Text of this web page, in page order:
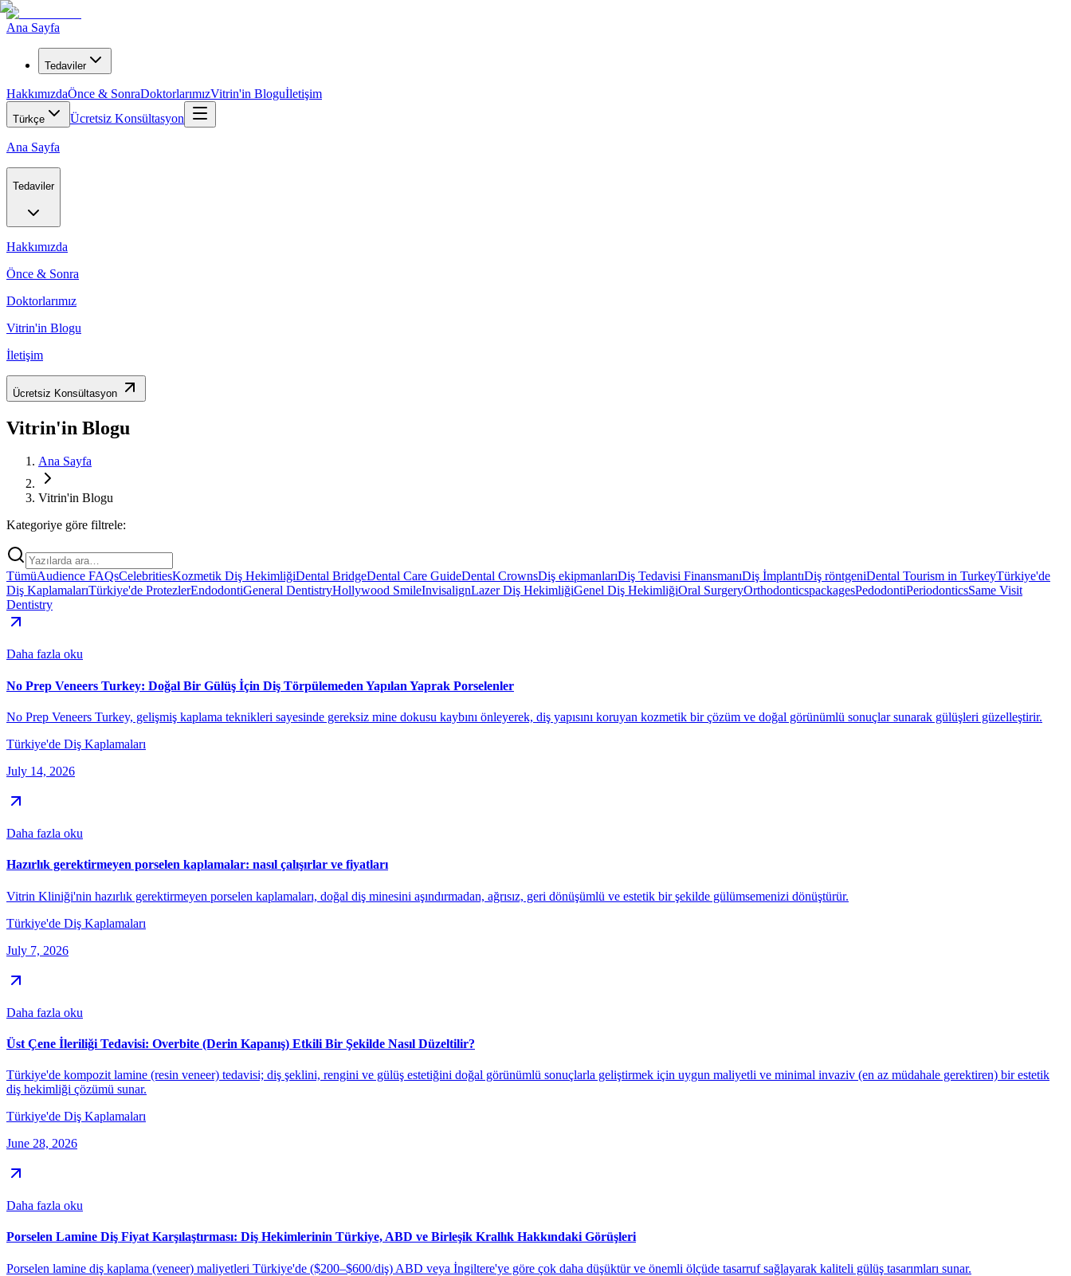
Ana Sayfa
Tedaviler
HakkımızdaÖnce & SonraDoktorlarımızVitrin'in Bloguİletişim
Türkçe Ücretsiz Konsültasyon
Ana Sayfa
Tedaviler
Hakkımızda
Önce & Sonra
Doktorlarımız
Vitrin'in Blogu
İletişim
Ücretsiz Konsültasyon
Vitrin'in Blogu
Ana Sayfa
Vitrin'in Blogu
Kategoriye göre filtrele:
TümüAudience FAQsCelebritiesKozmetik Diş HekimliğiDental BridgeDental Care GuideDental CrownsDiş ekipmanlarıDiş Tedavisi FinansmanıDiş İmplantıDiş röntgeniDental Tourism in TurkeyTürkiye'de
Diş KaplamalarıTürkiye'de ProtezlerEndodontiGeneral DentistryHollywood SmileInvisalignLazer Diş HekimliğiGenel Diş HekimliğiOral SurgeryOrthodonticspackagesPedodontiPeriodonticsSame Visit
Dentistry
Daha fazla oku
No Prep Veneers Turkey: Doğal Bir Gülüş İçin Diş Törpülemeden Yapılan Yaprak Porselenler
No Prep Veneers Turkey, gelişmiş kaplama teknikleri sayesinde gereksiz mine dokusu kaybını önleyerek, diş yapısını koruyan kozmetik bir çözüm ve doğal görünümlü sonuçlar sunarak gülüşleri güzelleştirir.
Türkiye'de Diş Kaplamaları
July 14, 2026
Daha fazla oku
Hazırlık gerektirmeyen porselen kaplamalar: nasıl çalışırlar ve fiyatları
Vitrin Kliniği'nin hazırlık gerektirmeyen porselen kaplamaları, doğal diş minesini aşındırmadan, ağrısız, geri dönüşümlü ve estetik bir şekilde gülümsemenizi dönüştürür.
Türkiye'de Diş Kaplamaları
July 7, 2026
Daha fazla oku
Üst Çene İleriliği Tedavisi: Overbite (Derin Kapanış) Etkili Bir Şekilde Nasıl Düzeltilir?
Türkiye'de kompozit lamine (resin veneer) tedavisi; diş şeklini, rengini ve gülüş estetiğini doğal görünümlü sonuçlarla geliştirmek için uygun maliyetli ve minimal invaziv (en az müdahale gerektiren) bir estetik
diş hekimliği çözümü sunar.
Türkiye'de Diş Kaplamaları
June 28, 2026
Daha fazla oku
Porselen Lamine Diş Fiyat Karşılaştırması: Diş Hekimlerinin Türkiye, ABD ve Birleşik Krallık Hakkındaki Görüşleri
Porselen lamine diş kaplama (veneer) maliyetleri Türkiye'de ($200–$600/diş) ABD veya İngiltere'ye göre çok daha düşüktür ve önemli ölçüde tasarruf sağlayarak kaliteli gülüş tasarımları sunar.